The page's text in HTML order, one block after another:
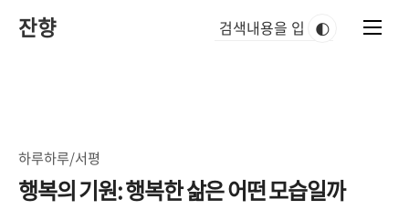
잔향 🌓
하루하루/서평
행복의 기원: 행복한 삶은 어떤 모습일까